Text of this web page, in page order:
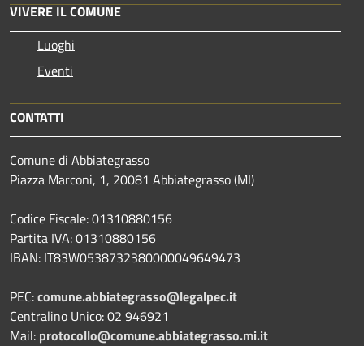
VIVERE IL COMUNE
Luoghi
Eventi
CONTATTI
Comune di Abbiategrasso
Piazza Marconi, 1, 20081 Abbiategrasso (MI)
Codice Fiscale: 01310880156
Partita IVA: 01310880156
IBAN: IT83W0538732380000049649473
PEC:comune.abbiategrasso@legalpec.it
Centralino Unico: 02 946921
Mail: protocollo@comune.abbiategrasso.mi.it